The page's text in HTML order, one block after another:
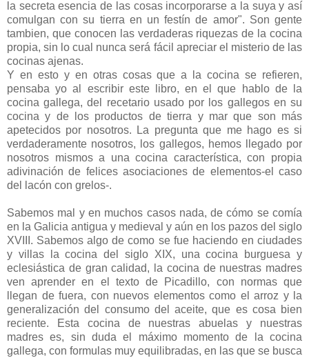
la secreta esencia de las cosas incorporarse a la suya y así
comulgan con su tierra en un festín de amor". Son gente
tambien, que conocen las verdaderas riquezas de la cocina
propia, sin lo cual nunca será fácil apreciar el misterio de las
cocinas ajenas.
Y en esto y en otras cosas que a la cocina se refieren,
pensaba yo al escribir este libro, en el que hablo de la
cocina gallega, del recetario usado por los gallegos en su
cocina y de los productos de tierra y mar que son más
apetecidos por nosotros. La pregunta que me hago es si
verdaderamente nosotros, los gallegos, hemos llegado por
nosotros mismos a una cocina característica, con propia
adivinación de felices asociaciones de elementos-el caso
del lacón con grelos-.
Sabemos mal y en muchos casos nada, de cómo se comía
en la Galicia antigua y medieval y aún en los pazos del siglo
XVIII. Sabemos algo de como se fue haciendo en ciudades
y villas la cocina del siglo XIX, una cocina burguesa y
eclesiástica de gran calidad, la cocina de nuestras madres
ven aprender en el texto de Picadillo, con normas que
llegan de fuera, con nuevos elementos como el arroz y la
generalización del consumo del aceite, que es cosa bien
reciente. Esta cocina de nuestras abuelas y nuestras
madres es, sin duda el máximo momento de la cocina
gallega, con formulas muy equilibradas, en las que se busca